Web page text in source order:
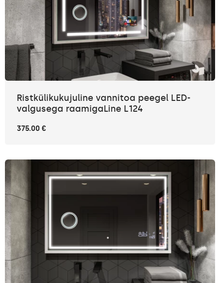
Ristkülikukujuline vannitoa peegel LED-
valgusega raamigaLine L124
375.00 €